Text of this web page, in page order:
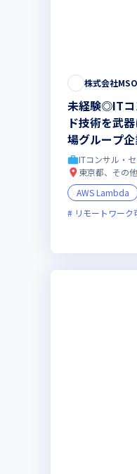
株式会社
未経験◎ITコ
ド技術を武
場グループ
スピード成
ITコンサル・
東京都、その他
AWS Lambda
リモートワーク